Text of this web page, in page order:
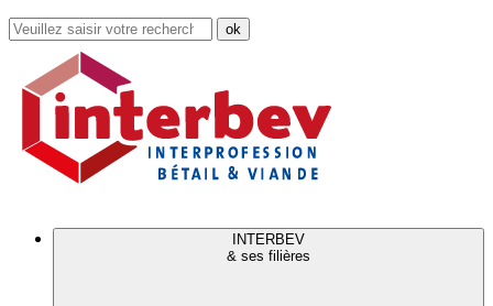
Rechercher
dans
site
INTERBEV
& ses filières